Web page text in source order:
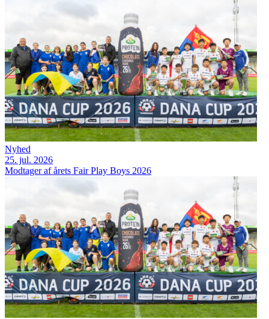
Nyhed
25. jul. 2026
Modtager af årets Fair Play Boys 2026